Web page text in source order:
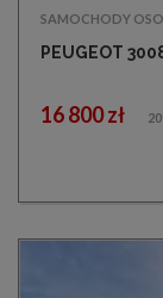
SAMOCHODY
PEUGEOT
16 800 zł